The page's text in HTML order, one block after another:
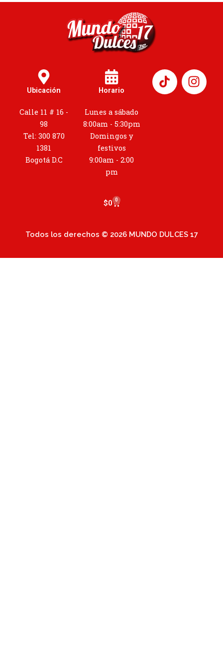
Ubicación
Calle 11 # 16 -
98
Tel: 300 870
1381
Bogotá D.C
Horario
Lunes a sábado
8:00am - 5:30pm
Domingos y
festivos
9:00am - 2:00
pm
I
n
s
$0 0
Cart
Todos los derechos © 2026 MUNDO DULCES 17